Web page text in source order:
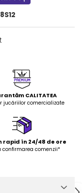
CALITATEA
jucăriilor comercializate
rapid în 24/48 de ore
confirmarea comenzii*